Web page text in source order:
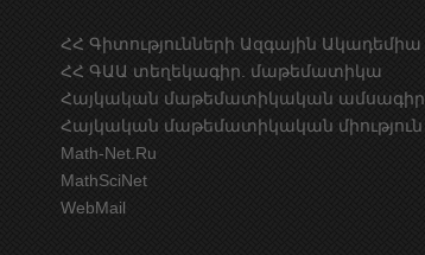
ՀՀ Գիտությունների Ազգային Ակադեմիա
ՀՀ ԳԱԱ տեղեկագիր. մաթեմատիկա
Հայկական մաթեմատիկական ամսագիր
Հայկական մաթեմատիկական միություն
Math-Net.Ru
MathSciNet
WebMail